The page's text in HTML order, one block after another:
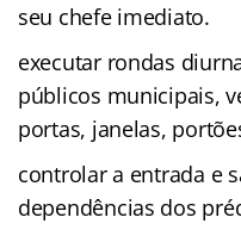
seu chefe imediato.
executar rondas
públicos municipais,
portas, janelas,
controlar a entrada e
dependências dos